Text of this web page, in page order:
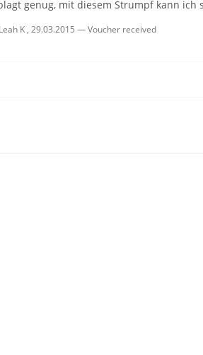
genug, mit diesem Strumpf kann
Leah K , 29.03.2015 Voucher received